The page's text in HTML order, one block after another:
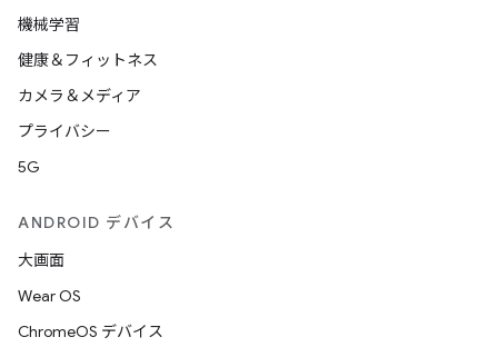
機械学習
健康＆フィットネス
カメラ＆メディア
プライバシー
5G
ANDROID デバイス
大画面
Wear OS
ChromeOS デバイス